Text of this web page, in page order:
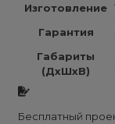
Изготовление
Гарантия
Габариты
(ДxШxВ)
Бесплатный